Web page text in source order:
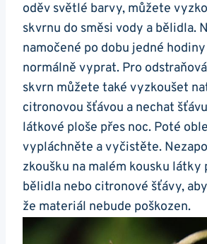
oděv světlé barvy,​ můžete
skvrnu do směsi vody ⁣a bělidla.
namočené po dobu jedné
normálně vyprat.‍ Pro
skvrn můžete také ⁢vyzkoušet
citronovou šťávou a nechat⁢
látkové ploše přes noc. ⁣Poté⁢
vypláchněte a vyčistěte.
zkoušku na‍ malém kousku
‌bělidla nebo citronové šťávy,
⁤že ‍materiál nebude poškozen.